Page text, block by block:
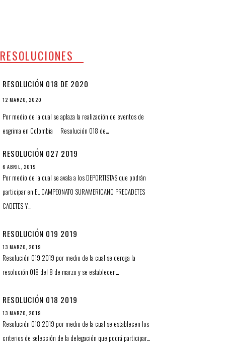
RESOLUCIONES
RESOLUCIÓN 018 DE 2020
12 MARZO, 2020
Por medio de la cual se aplaza la realización de eventos de
esgrima en Colombia Resolución 018 de…
RESOLUCIÓN 027 2019
6 ABRIL, 2019
Por medio de la cual se avala a los DEPORTISTAS que podrán
participar en EL CAMPEONATO SURAMERICANO PRECADETES
CADETES Y…
RESOLUCIÓN 019 2019
13 MARZO, 2019
Resolución 019 2019 por medio de la cual se deroga la
resolución 018 del 8 de marzo y se establecen…
RESOLUCIÓN 018 2019
13 MARZO, 2019
Resolución 018 2019 por medio de la cual se establecen los
criterios de selección de la delegación que podrá participar…